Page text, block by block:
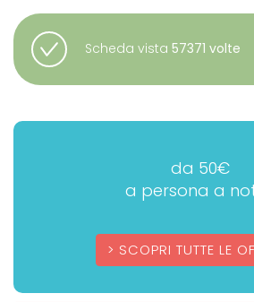
Scheda vista 57371 volte
da 50€
a persona a
SCOPRI TUTTE LE